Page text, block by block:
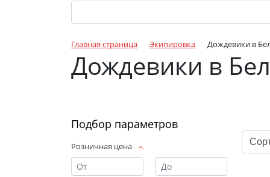
Главная страница Экипировка Дождевики в
Дождевики в
Подбор параметров
Розничная цена